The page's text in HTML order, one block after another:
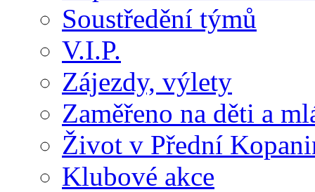
Soustředění týmů
V.I.P.
Zájezdy, výlety
Zaměřeno na děti a
Život v Přední
Klubové akce